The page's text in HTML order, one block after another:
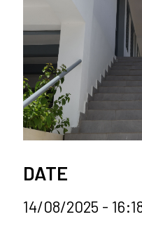
DATE
14/08/2025 -